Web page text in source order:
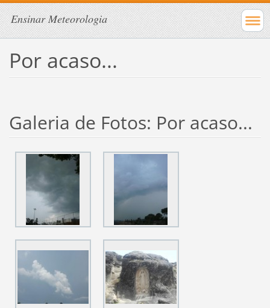
Ensinar Meteorologia
Por acaso...
Galeria de Fotos: Por acaso...